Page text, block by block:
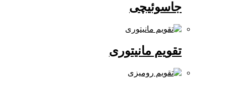
جاسوئیچی
تقویم مانیتوری